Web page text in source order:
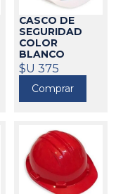
CASCO DE
SEGURIDAD
COLOR
BLANCO
CLIMAX
$U 375
Comprar